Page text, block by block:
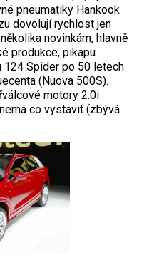
né pneumatiky Hankook
dovolují rychlost jen
novinkám, hlavně
produkce, pikapu
124 Spider po 50 letech
(Nuova 500S).
motory 2.0i
co vystavit (zbývá